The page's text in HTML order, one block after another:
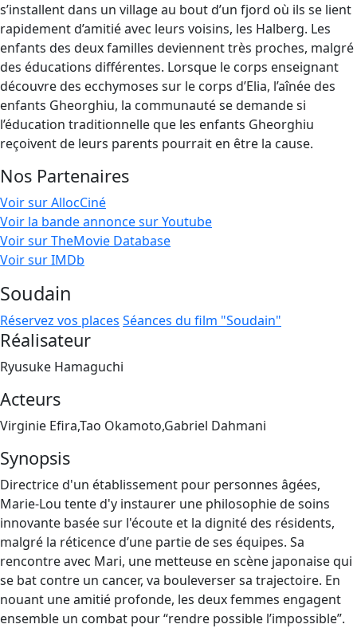
s’installent dans un village au bout d’un fjord où ils se lient
rapidement d’amitié avec leurs voisins, les Halberg. Les
enfants des deux familles deviennent très proches, malgré
des éducations différentes. Lorsque le corps enseignant
découvre des ecchymoses sur le corps d’Elia, l’aînée des
enfants Gheorghiu, la communauté se demande si
l’éducation traditionnelle que les enfants Gheorghiu
reçoivent de leurs parents pourrait en être la cause.
Nos Partenaires
Voir sur AllocCiné
Voir la bande annonce sur Youtube
Voir sur TheMovie Database
Voir sur IMDb
Soudain
Réservez vos places Séances du film "Soudain"
Réalisateur
Ryusuke Hamaguchi
Acteurs
Virginie Efira,Tao Okamoto,Gabriel Dahmani
Synopsis
Directrice d'un établissement pour personnes âgées,
Marie-Lou tente d'y instaurer une philosophie de soins
innovante basée sur l'écoute et la dignité des résidents,
malgré la réticence d’une partie de ses équipes. Sa
rencontre avec Mari, une metteuse en scène japonaise qui
se bat contre un cancer, va bouleverser sa trajectoire. En
nouant une amitié profonde, les deux femmes engagent
ensemble un combat pour “rendre possible l’impossible”.